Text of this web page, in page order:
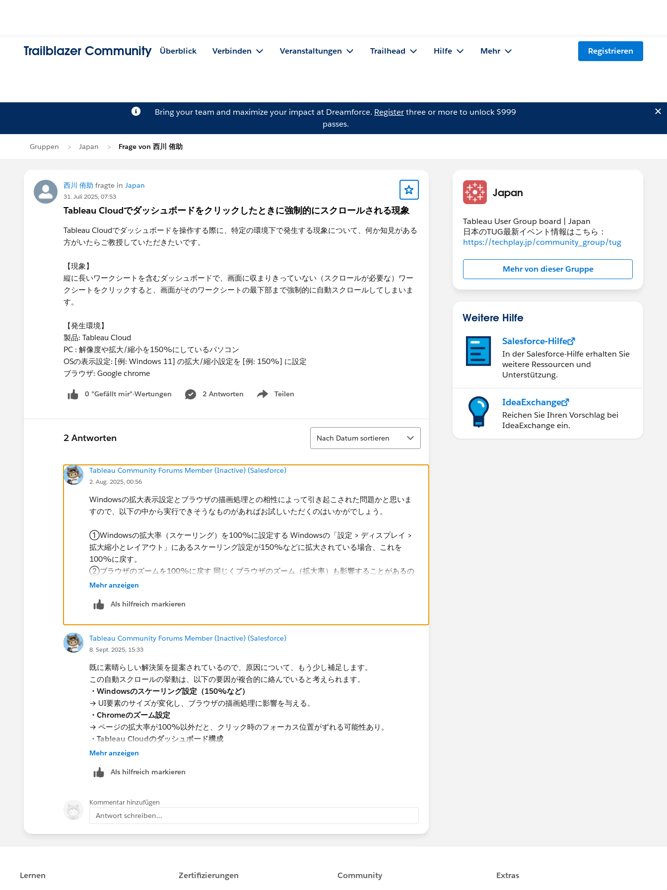
Trailblazer Community Überblick Verbinden Veranstaltungen Trailhead Hilfe Mehr Registrieren
Bring your team and maximize your impact at Dreamforce. Registerthree or more to unlock $999
passes.
Gruppen Japan Frage von 西川 侑助
西川 侑助 fragte in Japan
31. Juli 2025, 07:53
Tableau Cloudでダッシュボードをクリックしたときに強制的にスクロールされる現象
Tableau Cloudでダッシュボードを操作する際に、特定の環境下で発生する現象について、何か知見がある
方がいたらご教授していただきたいです。
【現象】
縦に長いワークシートを含むダッシュボードで、画面に収まりきっていない（スクロールが必要な）ワー
クシートをクリックすると、画面がそのワークシートの最下部まで強制的に自動スクロールしてしまいま
す。
【発生環境】
製品: Tableau Cloud
PC : 解像度や拡大/縮小を150%にしているパソコン
OSの表示設定: [例: Windows 11] の拡大/縮小設定を [例: 150%] に設定
ブラウザ: Google chrome
0 "Gefällt mir"-Wertungen 2 Antworten Teilen
Show menu
2 Antworten
Sortieren
Nach Datum sortieren
Tableau Community Forums Member (Inactive) (Salesforce)
2. Aug. 2025, 00:56
Windowsの拡大表示設定とブラウザの描画処理との相性によって引き起こされた問題かと思いま
すので、以下の中から実行できそうなものがあればお試しいただくのはいかがでしょう。
①Windowsの拡大率（スケーリング）を100%に設定する Windowsの「設定 > ディスプレイ >
拡大縮小とレイアウト」にあるスケーリング設定が150%などに拡大されている場合、これを
100%に戻す。
②ブラウザのズームを100%に戻す 同じくブラウザのズーム（拡大率）も影響することがあるの
で、Ctrl + 0（またはCommand + 0）でズームを100%にリセット
もあるため、Microsoft Edgeなど、他のブラウザで同じ操作を行ってみる（原因の切り分けの意味
ールを抑える ・コンテナの高さを固定し、画面内に収まるようレイアウトを調整する ・パラメー
タやナビゲーションボタンで表示を切り替える構成に変更する
Mehr anzeigen
Als hilfreich markieren
Tableau Community Forums Member (Inactive) (Salesforce)
8. Sept. 2025, 15:33
既に素晴らしい解決策を提案されているので、原因について、もう少し補足します。
この自動スクロールの挙動は、以下の要因が複合的に絡んでいると考えられます。
・Windowsのスケーリング設定（150%など）
→ UI要素のサイズが変化し、ブラウザの描画処理に影響を与える。
・Chromeのズーム設定
→ ページの拡大率が100%以外だと、クリック時のフォーカス位置がずれる可能性あり。
・Tableau Cloudのダッシュボード構成
→ 縦に長いワークシートが「固定サイズ」ではなく「自動」や「範囲」で設定されていると、スク
Mehr anzeigen
Als hilfreich markieren
Kommentar hinzufügen
Antwort schreiben...
Japan
Tableau User Group board | Japan
日本のTUG最新イベント情報はこちら：
https://techplay.jp/community_group/tug
Mehr von dieser Gruppe
Weitere Hilfe
Salesforce-Hilfe
In der Salesforce-Hilfe erhalten Sie
weitere Ressourcen und
Unterstützung.
IdeaExchange
Reichen Sie Ihren Vorschlag bei
IdeaExchange ein.